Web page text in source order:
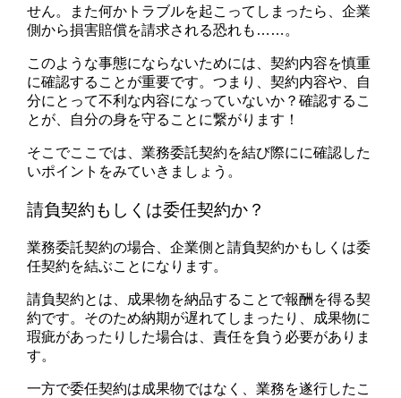
せん。また何かトラブルを起こってしまったら、企業
側から損害賠償を請求される恐れも……。
このような事態にならないためには、契約内容を慎重
に確認することが重要です。つまり、契約内容や、自
分にとって不利な内容になっていないか？確認するこ
とが、自分の身を守ることに繋がります！
そこでここでは、業務委託契約を結び際にに確認した
いポイントをみていきましょう。
請負契約もしくは委任契約か？
業務委託契約の場合、企業側と請負契約かもしくは委
任契約を結ぶことになります。
請負契約とは、成果物を納品することで報酬を得る契
約です。そのため納期が遅れてしまったり、成果物に
瑕疵があったりした場合は、責任を負う必要がありま
す。
一方で委任契約は成果物ではなく、業務を遂行したこ